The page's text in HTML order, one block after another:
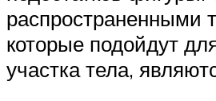
распространенными
которые подойдут
участка тела,